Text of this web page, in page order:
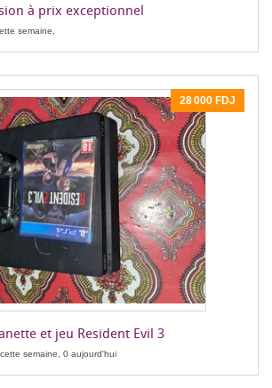
à prix exceptionnel
semaine,
28 000 FDJ
et jeu Resident Evil 3
semaine, 0 aujourd'hui